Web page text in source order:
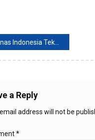
Indonesia Tekuk Curacao 3-2
a Reply
address will not be
*